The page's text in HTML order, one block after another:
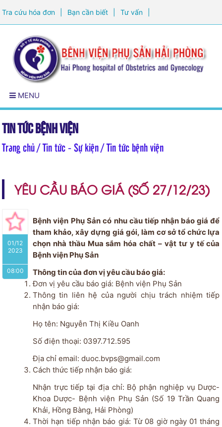
Tra cứu hóa đơn Bạn cần biết Tư vấn
Đăng ký khám sức khỏe
MENU
Tin tức bệnh viện
Trang chủ/ Tin tức - Sự kiện / Tin tức bệnh viện
YÊU CẦU BÁO GIÁ (SỐ 27/12/23)
01/12
2023
08:00
Bệnh viện Phụ Sản có nhu cầu tiếp nhận báo giá để
tham khảo, xây dựng giá gói, làm cơ sở tổ chức lựa
chọn nhà thầu Mua sắm hóa chất – vật tư y tế của
Bệnh viện Phụ Sản
Thông tin của đơn vị yêu cầu báo giá:
Đơn vị yêu cầu báo giá: Bệnh viện Phụ Sản
Thông tin liên hệ của người chịu trách nhiệm tiếp
nhận báo giá:
Họ tên: Nguyễn Thị Kiều Oanh
Số điện thoại: 0397.712.595
Địa chỉ email: duoc.bvps@gmail.com
Cách thức tiếp nhận báo giá:
Nhận trực tiếp tại địa chỉ: Bộ phận nghiệp vụ Dược-
Khoa Dược- Bệnh viện Phụ Sản (Số 19 Trần Quang
Khải, Hồng Bàng, Hải Phòng)
Thời hạn tiếp nhận báo giá: Từ 08 giờ ngày 01 tháng